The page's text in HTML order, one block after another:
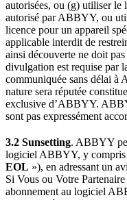
autorisées, ou (g) utiliser
autorisé par ABBYY, ou
licence pour un appareil
applicable interdit de
ainsi découverte ne doit
divulgation est requise par
communiquée sans délai à
nature sera réputée
exclusive d’ABBYY.
sont pas expressément
3.2 Sunsetting. ABBYY
logiciel ABBYY, y compris
EOL »), en adressant un
Si Vous ou Votre
abonnement au logiciel